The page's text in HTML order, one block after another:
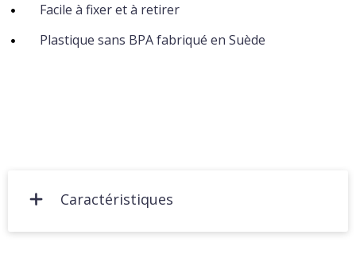
Facile à fixer et à retirer
Plastique sans BPA fabriqué en Suède
Caractéristiques